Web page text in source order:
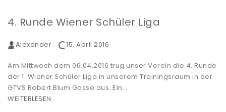
4. Runde Wiener Schüler Liga
Alexander 15. April 2016
Am Mittwoch dem 06.04.2016 trug unser Verein die 4. Runde
der 1. Wiener Schüler Liga in unserem Trainingsraum in der
GTVS Robert Blum Gasse aus. Ein…
WEITERLESEN